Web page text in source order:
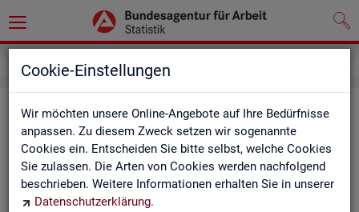
Cookie-Einstellungen
Wir möchten unsere Online-Angebote auf Ihre Bedürfnisse
anpassen. Zu diesem Zweck setzen wir sogenannte
Cookies ein. Entscheiden Sie bitte selbst, welche Cookies
Sie zulassen. Die Arten von Cookies werden nachfolgend
beschrieben. Weitere Informationen erhalten Sie in unserer
Datenschutzerklärung.
Glos­sar
Das Glos­sar der Sta­tis­tik der BA ent­hält Er­läu­te­run­gen zu
allen sta­tis­tisch re­le­van­ten Be­grif­fen, die in den ver­schie­de­
nen Pro­duk­ten der Sta­tis­tik der BA Ver­wen­dung fin­den.
Neben all­ge­mei­nen sta­tis­ti­schen Grund­be­grif­fen fin­den Sie